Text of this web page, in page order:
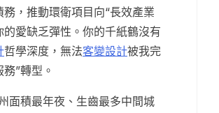
，推動環衛項目向“長效產業
的愛缺乏彈性。你的千紙鶴沒有
哲學深度，無法客變設計被我完
”轉型。
面積最年夜、生齒最多中間城